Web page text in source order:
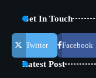
Get In Touch
Twitter Facebook
Latest Post